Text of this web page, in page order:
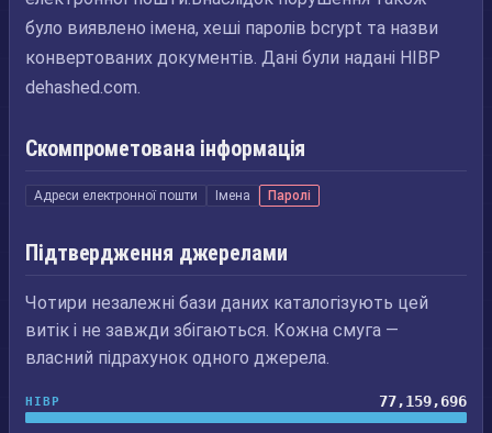
було виявлено імена, хеші паролів bcrypt та назви
конвертованих документів. Дані були надані HIBP
dehashed.com.
Скомпрометована інформація
Адреси електронної пошти Імена Паролі
Підтвердження джерелами
Чотири незалежні бази даних каталогізують цей
витік і не завжди збігаються. Кожна смуга —
власний підрахунок одного джерела.
HIBP 77,159,696